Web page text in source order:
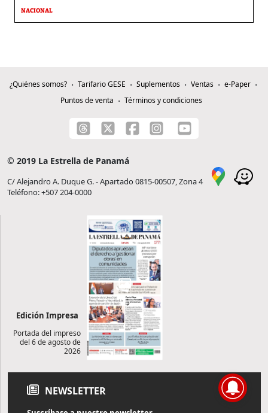
NACIONAL
¿Quiénes somos? Tarifario GESE Suplementos Ventas
e-Paper
Puntos de venta
Términos y condiciones
© 2019 La Estrella de Panamá
C/ Alejandro A. Duque G. - Apartado 0815-00507, Zona 4
Teléfono: +507 204-0000
Edición Impresa
Portada del impreso
del 6 de agosto de
2026
NEWSLETTER